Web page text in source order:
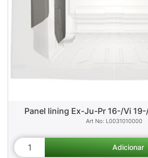
Panel lining Ex-Ju-Pr 16-/Vi
L0031010000